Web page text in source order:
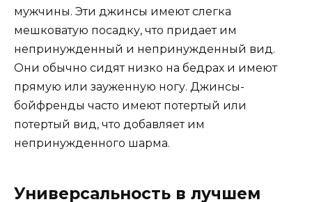
мужчины. Эти джинсы имеют слегка
мешковатую посадку, что придает им
непринужденный и непринужденный вид.
Они обычно сидят низко на бедрах и имеют
прямую или зауженную ногу. Джинсы-
бойфренды часто имеют потертый или
потертый вид, что добавляет им
непринужденного шарма.
Универсальность в лучшем